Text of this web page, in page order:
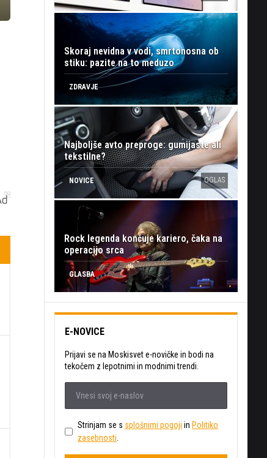
Skoraj nevidna v vodi, smrtonosna ob
stiku: pazite na to meduzo
ZDRAVJE
Najboljše avto preproge: gumijaste ali
tekstilne?
NOVICE OGLAS
Rock legenda končuje kariero, čaka na
operacijo srca
GLASBA
E-NOVICE
Prijavi se na Moskisvet e-novičke in bodi na
tekočem z lepotnimi in modnimi trendi.
Strinjam se s splošnimi pogoji in Politiko
zasebnosti